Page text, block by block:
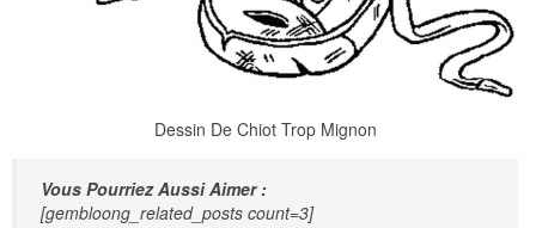
Dessin De Chiot Trop Mignon
Vous Pourriez Aussi Aimer :
[gembloong_related_posts count=3]